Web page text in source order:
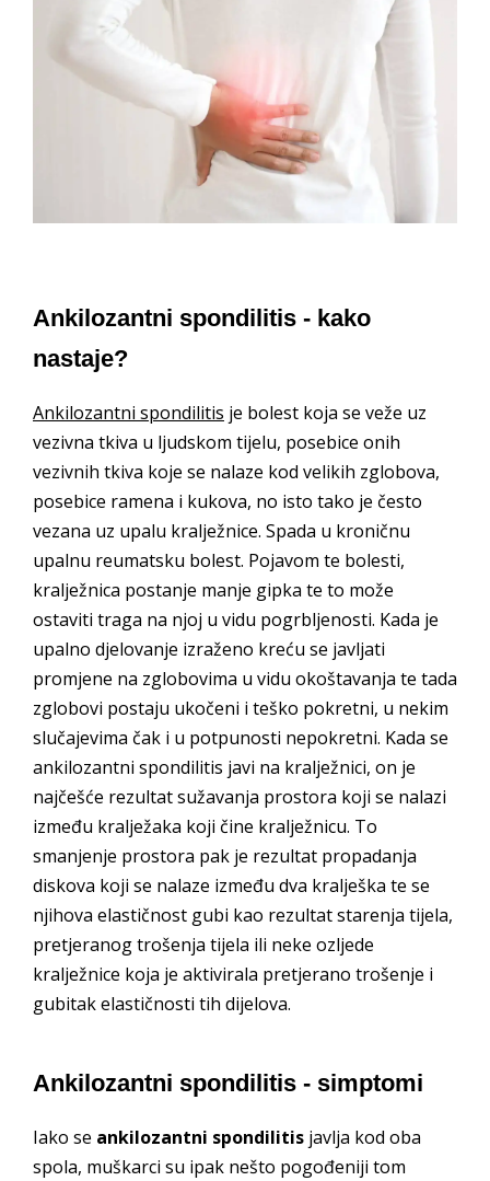
Ankilozantni spondilitis - kako
nastaje?
Ankilozantni spondilitis je bolest koja se veže uz
vezivna tkiva u ljudskom tijelu, posebice onih
vezivnih tkiva koje se nalaze kod velikih zglobova,
posebice ramena i kukova, no isto tako je često
vezana uz upalu kralježnice. Spada u kroničnu
upalnu reumatsku bolest. Pojavom te bolesti,
kralježnica postanje manje gipka te to može
ostaviti traga na njoj u vidu pogrbljenosti. Kada je
upalno djelovanje izraženo kreću se javljati
promjene na zglobovima u vidu okoštavanja te tada
zglobovi postaju ukočeni i teško pokretni, u nekim
slučajevima čak i u potpunosti nepokretni. Kada se
ankilozantni spondilitis javi na kralježnici, on je
najčešće rezultat sužavanja prostora koji se nalazi
između kralježaka koji čine kralježnicu. To
smanjenje prostora pak je rezultat propadanja
diskova koji se nalaze između dva kralješka te se
njihova elastičnost gubi kao rezultat starenja tijela,
pretjeranog trošenja tijela ili neke ozljede
kralježnice koja je aktivirala pretjerano trošenje i
gubitak elastičnosti tih dijelova.
Ankilozantni spondilitis - simptomi
Iako se ankilozantni spondilitis javlja kod oba
spola, muškarci su ipak nešto pogođeniji tom